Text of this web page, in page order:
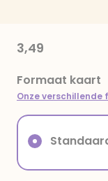
3,49
Formaat kaart
Onze verschillende